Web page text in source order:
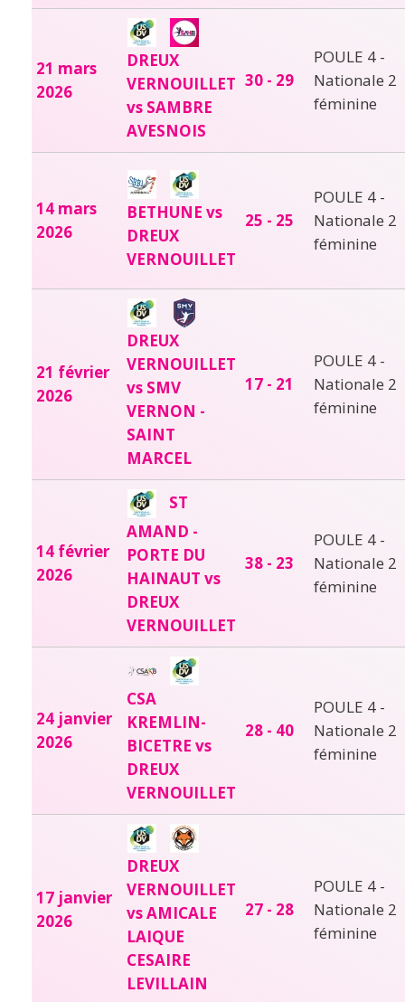
21 mars
2026
DREUX
VERNOUILLET
vs SAMBRE
AVESNOIS
30 - 29
POULE 4 -
Nationale 2
féminine
14 mars
2026
BETHUNE vs
DREUX
VERNOUILLET
25 - 25
POULE 4 -
Nationale 2
féminine
21 février
2026
DREUX
VERNOUILLET
vs SMV
VERNON -
SAINT
MARCEL
17 - 21
POULE 4 -
Nationale 2
féminine
14 février
2026
ST
AMAND -
PORTE DU
HAINAUT vs
DREUX
VERNOUILLET
38 - 23
POULE 4 -
Nationale 2
féminine
24 janvier
2026
CSA
KREMLIN-
BICETRE vs
DREUX
VERNOUILLET
28 - 40
POULE 4 -
Nationale 2
féminine
17 janvier
2026
DREUX
VERNOUILLET
vs AMICALE
LAIQUE
CESAIRE
LEVILLAIN
27 - 28
POULE 4 -
Nationale 2
féminine